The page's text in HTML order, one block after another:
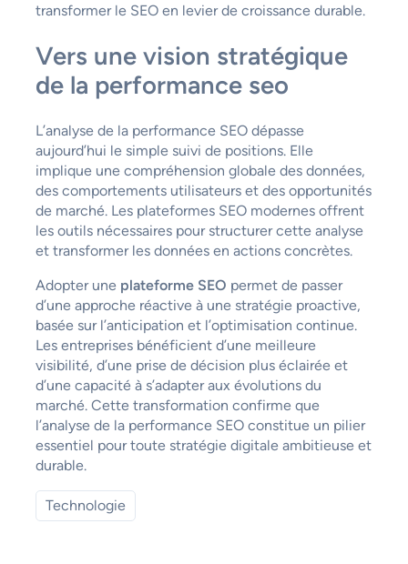
transformer le SEO en levier de croissance durable.
Vers une vision stratégique
de la performance seo
L’analyse de la performance SEO dépasse
aujourd’hui le simple suivi de positions. Elle
implique une compréhension globale des données,
des comportements utilisateurs et des opportunités
de marché. Les plateformes SEO modernes offrent
les outils nécessaires pour structurer cette analyse
et transformer les données en actions concrètes.
Adopter une plateforme SEO permet de passer
d’une approche réactive à une stratégie proactive,
basée sur l’anticipation et l’optimisation continue.
Les entreprises bénéficient d’une meilleure
visibilité, d’une prise de décision plus éclairée et
d’une capacité à s’adapter aux évolutions du
marché. Cette transformation confirme que
l’analyse de la performance SEO constitue un pilier
essentiel pour toute stratégie digitale ambitieuse et
durable.
Technologie